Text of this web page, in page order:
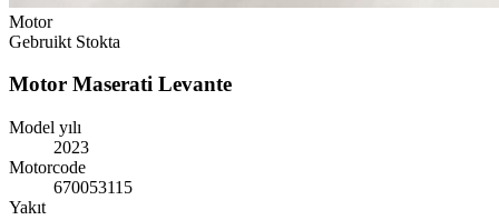
Motor
Gebruikt Stokta
Motor Maserati Levante
Model yılı
2023
Motorcode
670053115
Yakıt